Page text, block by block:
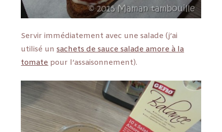
Servir immédiatement avec une salade (j’ai
utilisé unsachets de sauce salade amore à la
tomate pour l’assaisonnement).